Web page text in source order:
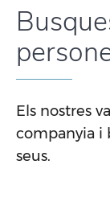
Els nostres
companyia i
seus.